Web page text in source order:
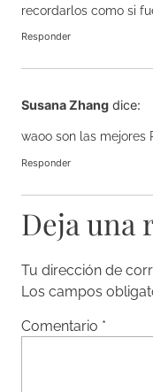
recordarlos como si
Responder
Susana Zhang dice:
waoo son las mejores
Responder
Deja una
Tu dirección de
Los campos
Comentario *